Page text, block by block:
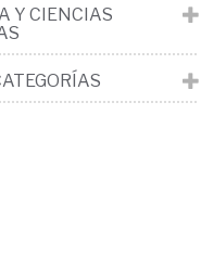
Y CIENCIAS